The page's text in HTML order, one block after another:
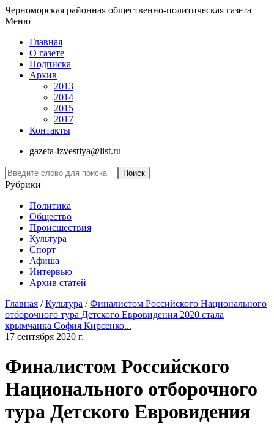
Черноморская районная общественно-политическая газета
Меню
Главная
О газете
Подписка
Архив
2013
2014
2015
2017
Контакты
gazeta-izvestiya@list.ru
Рубрики
Политика
Общество
Проиcшествия
Культура
Спорт
Афиша
Интервью
Архив статей
Главная /Культура /Финалистом Российского Национального
отборочного тура Детского Евровидения 2020 стала
крымчанка София Кирсенко...
17 сентября 2020 г.
Финалистом Российского
Национального отборочного
тура Детского Евровидения